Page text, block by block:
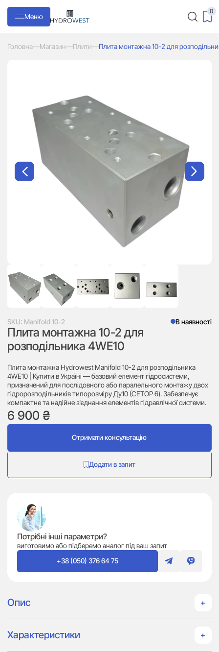
Меню
0
Головна—Магазин—Плити—Плита монтажна 10-2 для
SKU: Manifold 10-2 В наявності
Плита монтажна 10-2 для
розподільника 4WE10
Плита монтажна Hydrowest Manifold 10-2 для розподільника
4WE10 | Купити в Україні — базовий елемент гідросистеми,
призначений для послідовного або паралельного монтажу двох
гідророзподільників типорозміру Ду10 (CETOP 6). Забезпечує
компактне та надійне з'єднання елементів гідравлічної системи.
6 900 ₴
Отримати консультацію
Додати в запит
Потрібні інші параметри?
виготовимо або підберемо аналог під ваш запит
+38 (050) 376 64 75
Опис
Характеристики